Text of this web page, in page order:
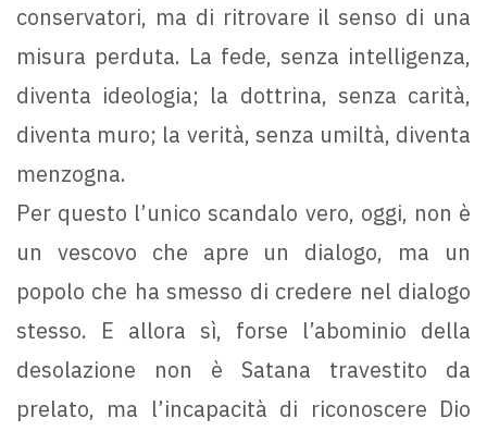
conservatori, ma di ritrovare il senso di una
misura perduta. La fede, senza intelligenza,
diventa ideologia; la dottrina, senza carità,
diventa muro; la verità, senza umiltà, diventa
menzogna.
Per questo l’unico scandalo vero, oggi, non è
un vescovo che apre un dialogo, ma un
popolo che ha smesso di credere nel dialogo
stesso. E allora sì, forse l’abominio della
desolazione non è Satana travestito da
prelato, ma l’incapacità di riconoscere Dio